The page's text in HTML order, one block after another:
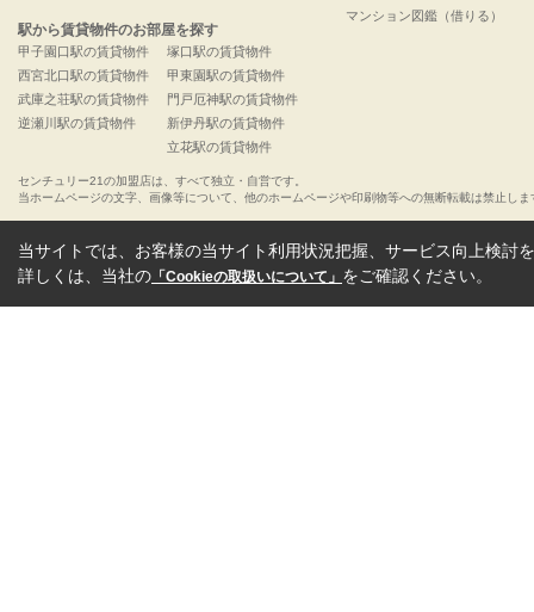
駅から賃貸物件のお部屋を探す
甲子園口駅の賃貸物件
西宮北口駅の賃貸物件
武庫之荘駅の賃貸物件
逆瀬川駅の賃貸物件
塚口駅の賃貸物件
甲東園駅の賃貸物件
門戸厄神駅の賃貸物件
新伊丹駅の賃貸物件
立花駅の賃貸物件
マンション図鑑（借りる）
センチュリー21の加盟店は、すべて独立・自営です。
当ホームページの文字、画像等について、他のホームページや印刷物等への無断転載は禁止しま
当サイトでは、お客様の当サイト利用状況把握、サービス向上検討
詳しくは、当社の 「Cookieの取扱いについて」 をご確認ください。